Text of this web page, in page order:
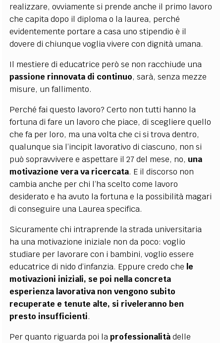
realizzare, ovviamente si prende anche il primo lavoro
che capita dopo il diploma o la laurea, perché
evidentemente portare a casa uno stipendio è il
dovere di chiunque voglia vivere con dignità umana.
Il mestiere di educatrice però se non racchiude una
passione rinnovata di continuo, sarà, senza mezze
misure, un fallimento.
Perché fai questo lavoro? Certo non tutti hanno la
fortuna di fare un lavoro che piace, di scegliere quello
che fa per loro, ma una volta che ci si trova dentro,
qualunque sia l’incipit lavorativo di ciascuno, non si
può sopravvivere e aspettare il 27 del mese, no, una
motivazione vera va ricercata. E il discorso non
cambia anche per chi l’ha scelto come lavoro
desiderato e ha avuto la fortuna e la possibilità magari
di conseguire una Laurea specifica.
Sicuramente chi intraprende la strada universitaria
ha una motivazione iniziale non da poco: voglio
studiare per lavorare con i bambini, voglio essere
educatrice di nido d’infanzia. Eppure credo che le
motivazioni iniziali, se poi nella concreta
esperienza lavorativa non vengono subito
recuperate e tenute alte, si riveleranno ben
presto insufficienti.
Per quanto riguarda poi laprofessionalitàdelle